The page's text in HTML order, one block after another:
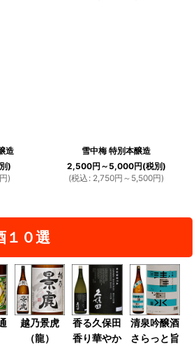
造
)
円)
雪中梅 特別本醸造
2,500円 ～5,000円(税別)
(税込 : 2,750円 ～5,500円)
１０選
越乃景虎
（龍）
香る久保田
香り華やか
清泉吟醸酒
さらっと旨